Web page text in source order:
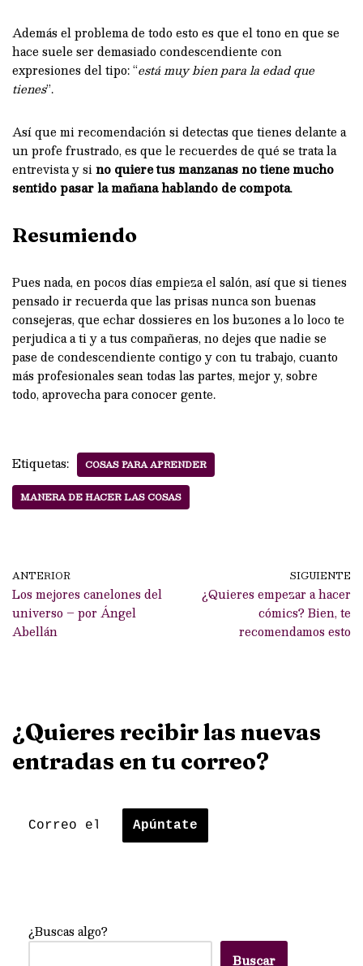
Además el problema de todo esto es que el tono en que se
hace suele ser demasiado condescendiente con
expresiones del tipo: “está muy bien para la edad que
tienes”.
Así que mi recomendación si detectas que tienes delante a
un profe frustrado, es que le recuerdes de qué se trata la
entrevista y sino quiere tus manzanas no tiene mucho
sentido pasar la mañana hablando de compota.
Resumiendo
Pues nada, en pocos días empieza el salón, así que si tienes
pensado ir recuerda que las prisas nunca son buenas
consejeras, que echar dossieres en los buzones a lo loco te
perjudica a ti y a tus compañeras, no dejes que nadie se
pase de condescendiente contigo y con tu trabajo, cuanto
más profesionales sean todas las partes, mejor y, sobre
todo, aprovecha para conocer gente.
Etiquetas: COSAS PARA APRENDER
MANERA DE HACER LAS COSAS
ANTERIOR
Los mejores canelones del
universo – por Ángel
Abellán
SIGUIENTE
¿Quieres empezar a hacer
cómics? Bien, te
recomendamos esto
¿Quieres recibir las nuevas
entradas en tu correo?
¿Buscas algo?
Buscar